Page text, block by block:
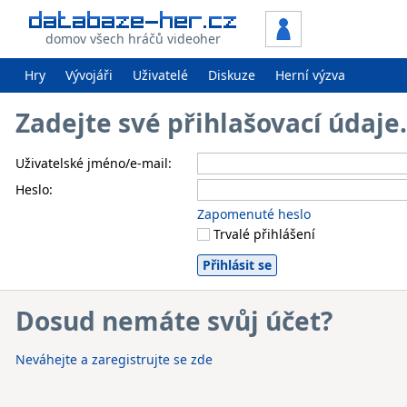
domov všech hráčů videoher
Hry Vývojáři Uživatelé Diskuze Herní výzva
Zadejte své přihlašovací
Uživatelské jméno/e-mail:
Heslo:
Zapomenuté heslo
Trvalé přihlášení
Dosud nemáte svůj účet?
Neváhejte a zaregistrujte se zde